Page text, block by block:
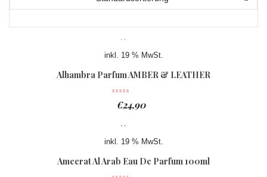
inkl. 19 % MwSt.
Alhambra Parfum AMBER & LEATHER
Eau De Parfum 100ml
€24,90
inkl. 19 % MwSt.
Ameerat Al Arab Eau De Parfum 100ml